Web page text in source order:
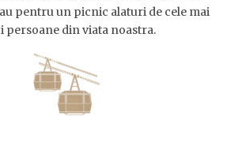
pentru un picnic alaturi de cele mai
persoane din viata noastra.